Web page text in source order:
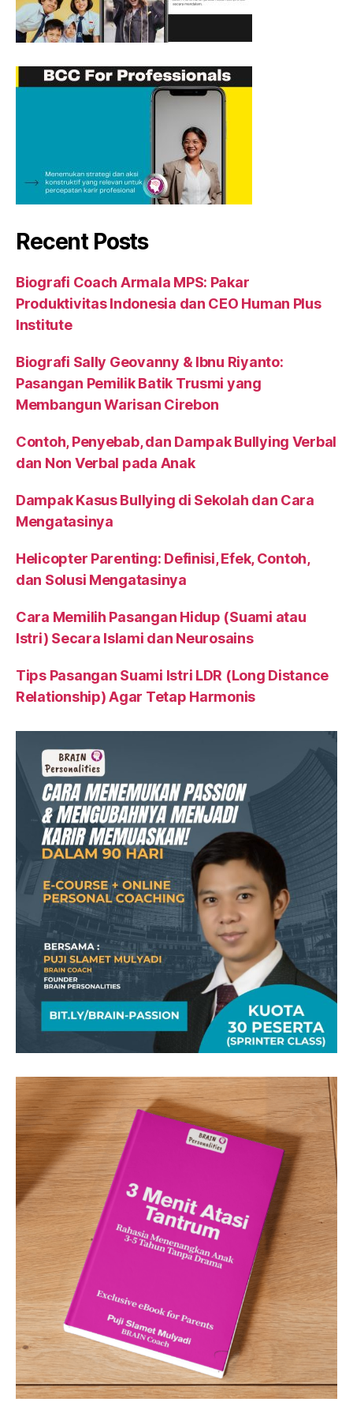
Recent Posts
Biografi Coach Armala MPS: Pakar
Produktivitas Indonesia dan CEO Human Plus
Institute
Biografi Sally Geovanny & Ibnu Riyanto:
Pasangan Pemilik Batik Trusmi yang
Membangun Warisan Cirebon
Contoh, Penyebab, dan Dampak Bullying Verbal
dan Non Verbal pada Anak
Dampak Kasus Bullying di Sekolah dan Cara
Mengatasinya
Helicopter Parenting: Definisi, Efek, Contoh,
dan Solusi Mengatasinya
Cara Memilih Pasangan Hidup (Suami atau
Istri) Secara Islami dan Neurosains
Tips Pasangan Suami Istri LDR (Long Distance
Relationship) Agar Tetap Harmonis